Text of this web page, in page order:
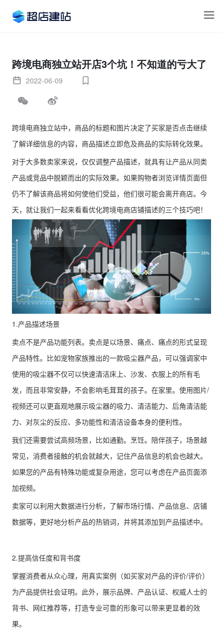
跨境电商独立站开店3个坑！不知道的亏大了
2022-06-09
跨境电商独立站中，商品的标题和图片决定了买家是否点击继续
了解详细信息的内容，商品描述立即危及商品的实际转化效果。
对于大多数卖家来说，仅仅调整产品描述，就具有让产品从同类
产品或竞品中脱颖而出的实际效果。如果购物者浏览详情页面但
仍不了解该商品将如何使他们受益，他们很可能会离开商店。今
天，就让我们一起来看看优化跨境电商店铺描述的三个技巧吧！
1.产品描述场景
卖点不是产品功能列表。卖点是以场景、痛点、痛点的形式呈现
产品特性。比如宠物家族推出的一款吸尘器产品，可以强调家中
使用的吸尘器不仅可以快速清洁床上、沙发、衣服上的所有毛
发，而且非常安静，不会影响毛茸茸的孩子。在家里。使用图片/
视频还可以更直观地展示吸尘器的吸力、清洁能力、后角清洁能
力、对灰尘的反应、多功能性和清洁设备本身的便利性。
我们还需要尝试高频场景，比如通勤。烹饪。陪伴孩子，场景越
常见，消费者接触的机会就越大，记住产品信息的机会也越大。
如果您的产品有特殊功能或复杂用途，您可以考虑在产品页面添
加视频。
卖家可以利用大数据进行分析，了解市场行情、产品信息、店铺
数据等，更好地分析产品的热销词，并将其添加到产品描述中。
2.提高信任度和背书度
掌握消费者从众心理，用真实案例（如买家对产品的评价/评价）
为产品提供社会证明。此外，展示品牌、产品认证、权威人士的
背书、网红推荐等，打造专业可靠的形象可以带来更显着的效
果。